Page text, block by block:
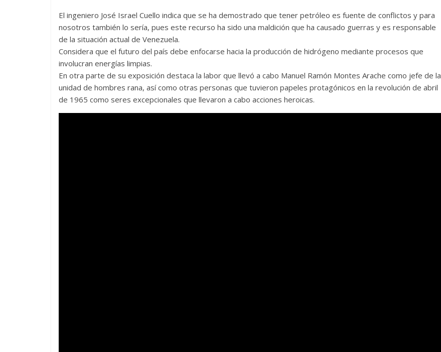
El ingeniero José Israel Cuello indica que se ha demostrado que tener petróleo es fuente de conflictos y para
nosotros también lo sería, pues este recurso ha sido una maldición que ha causado guerras y es responsable
de la situación actual de Venezuela.
Considera que el futuro del país debe enfocarse hacia la producción de hidrógeno mediante procesos que
involucran energías limpias.
En otra parte de su exposición destaca la labor que llevó a cabo Manuel Ramón Montes Arache como jefe de la
unidad de hombres rana, así como otras personas que tuvieron papeles protagónicos en la revolución de abril
de 1965 como seres excepcionales que llevaron a cabo acciones heroicas.